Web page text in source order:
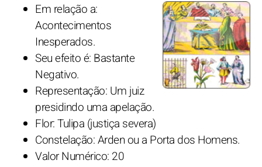
Em relação a:
Acontecimentos
Inesperados.
Seu efeito é: Bastante
Negativo.
Representação: Um juiz
presidindo uma apelação.
Flor: Tulipa (justiça severa)
Constelação: Arden ou a Porta dos Homens.
Valor Numérico: 20